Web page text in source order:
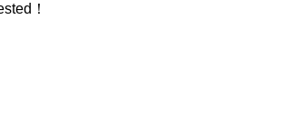
！